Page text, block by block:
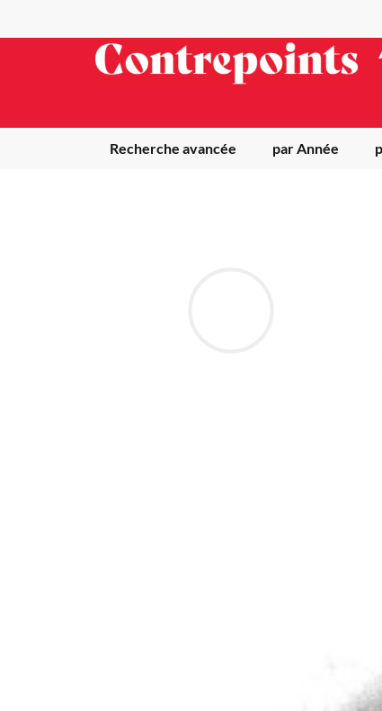
Recherche avancée par Année